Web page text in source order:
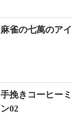
麻雀の七萬のア
手挽きコーヒー
ン02